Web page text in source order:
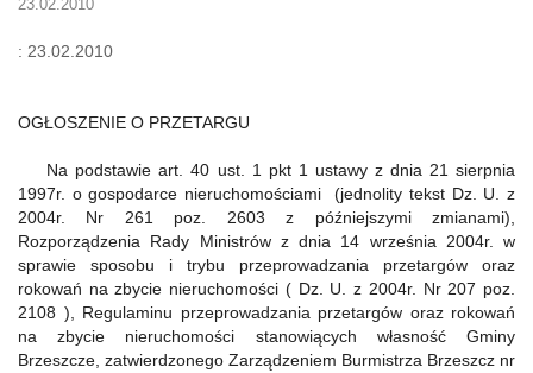
23.02.2010
: 23.02.2010
OGŁOSZENIE O PRZETARGU
Na podstawie art. 40 ust. 1 pkt 1 ustawy z dnia 21 sierpnia
1997r. o gospodarce nieruchomościami (jednolity tekst Dz. U. z
2004r. Nr 261 poz. 2603 z późniejszymi zmianami),
Rozporządzenia Rady Ministrów z dnia 14 września 2004r. w
sprawie sposobu i trybu przeprowadzania przetargów oraz
rokowań na zbycie nieruchomości ( Dz. U. z 2004r. Nr 207 poz.
2108 ), Regulaminu przeprowadzania przetargów oraz rokowań
na zbycie nieruchomości stanowiących własność Gminy
Brzeszcze, zatwierdzonego Zarządzeniem Burmistrza Brzeszcz nr